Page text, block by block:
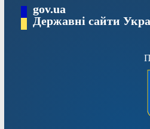
Перейтиgov.ua
Державні сайти